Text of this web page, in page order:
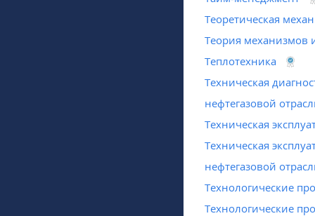
Теоретическая
Теория механизмов
Теплотехника
Техническая
нефтегазовой
Техническая
Техническая
нефтегазовой
Технологические
Технологические